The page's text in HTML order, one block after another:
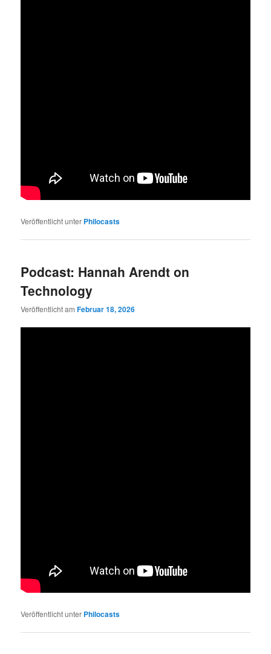
Veröffentlicht unter Philocasts
Podcast: Hannah Arendt on
Technology
Veröffentlicht amFebruar 18, 2026
Veröffentlicht unter Philocasts